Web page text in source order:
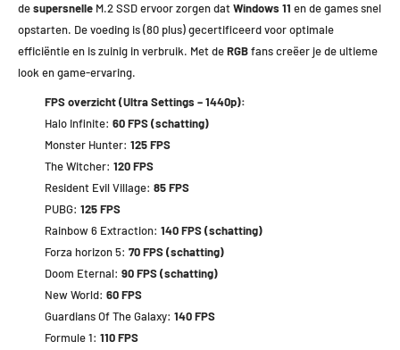
desupersnelle M.2 SSD ervoor zorgen datWindows 11 en de games snel
opstarten. De voeding is (80 plus) gecertificeerd voor optimale
efficiëntie en is zuinig in verbruik. Met deRGBfans creëer je de ultieme
look en game-ervaring.
FPS overzicht (Ultra Settings – 1440p):
Halo Infinite: 60 FPS (schatting)
Monster Hunter: 125 FPS
The Witcher: 120 FPS
Resident Evil Village: 85 FPS
PUBG: 125 FPS
Rainbow 6 Extraction: 140 FPS (schatting)
Forza horizon 5: 70 FPS (schatting)
Doom Eternal: 90 FPS (schatting)
New World: 60 FPS
Guardians Of The Galaxy: 140 FPS
Formule 1: 110 FPS